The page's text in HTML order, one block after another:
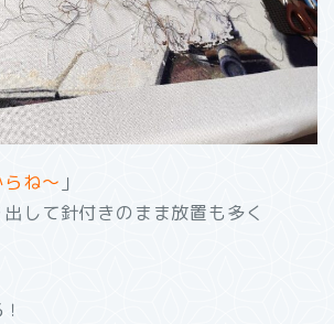
ね～ 」
して針付きのまま放置も多く